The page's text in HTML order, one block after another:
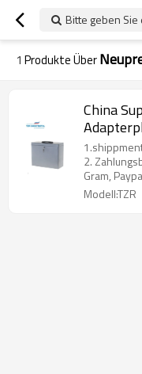
Bitte geben Sie
1 Produkte Über
China
2.
Gram,
Modell:TZR